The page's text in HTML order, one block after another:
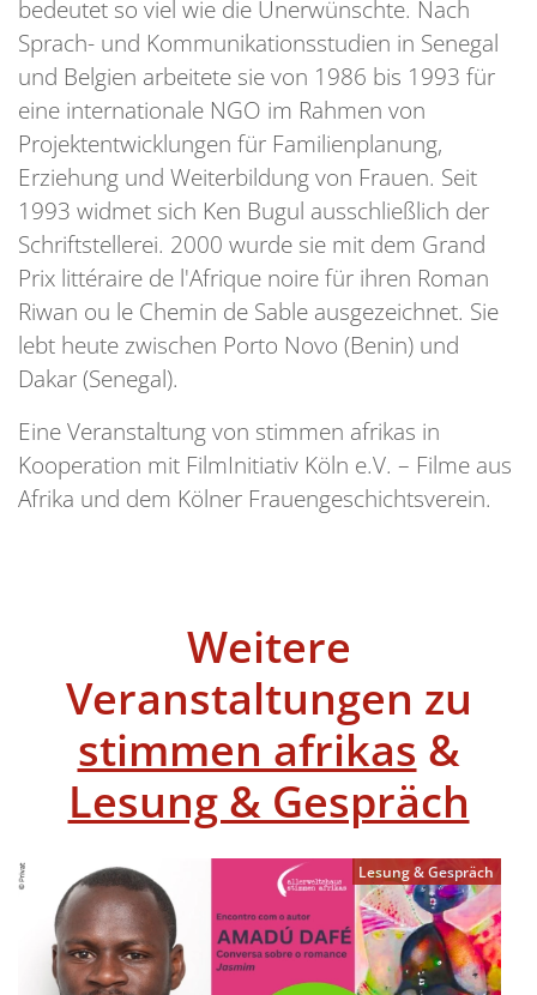
bedeutet so viel wie die Unerwünschte. Nach
Sprach- und Kommunikationsstudien in Senegal
und Belgien arbeitete sie von 1986 bis 1993 für
eine internationale NGO im Rahmen von
Projektentwicklungen für Familienplanung,
Erziehung und Weiterbildung von Frauen. Seit
1993 widmet sich Ken Bugul ausschließlich der
Schriftstellerei. 2000 wurde sie mit dem Grand
Prix littéraire de l'Afrique noire für ihren Roman
Riwan ou le Chemin de Sable ausgezeichnet. Sie
lebt heute zwischen Porto Novo (Benin) und
Dakar (Senegal).
Eine Veranstaltung von stimmen afrikas in
Kooperation mit FilmInitiativ Köln e.V. – Filme aus
Afrika und dem Kölner Frauengeschichtsverein.
Weitere
Veranstaltungen zu
stimmen afrikas &
Lesung & Gespräch
Lesung & Gespräch